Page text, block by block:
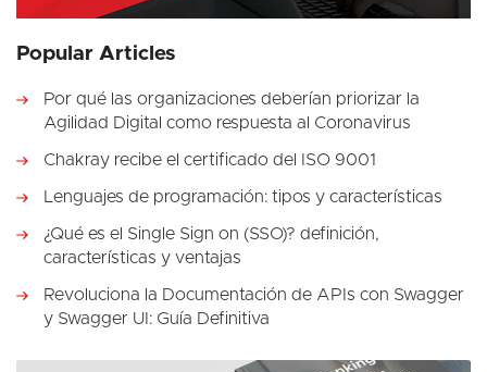
Popular Articles
Por qué las organizaciones deberían priorizar la
Agilidad Digital como respuesta al Coronavirus
Chakray recibe el certificado del ISO 9001
Lenguajes de programación: tipos y características
¿Qué es el Single Sign on (SSO)? definición,
características y ventajas
Revoluciona la Documentación de APIs con Swagger
y Swagger UI: Guía Definitiva